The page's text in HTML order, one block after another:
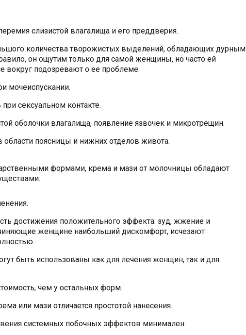
слизистой влагалища и его преддверия.
количества творожистых выделений, обладающих дурным
он ощутим только для самой женщины, но часто ей
вокруг подозревают о ее проблеме.
мочеиспускании.
сексуальном контакте.
оболочки влагалища, появление язвочек и микротрещин.
области поясницы и нижних отделов живота.
формами, крема и мази от молочницы обладают
достижения положительного эффекта: зуд, жжение и
женщине наибольший дискомфорт, исчезают
быть использованы как для лечения женщин, так и для
чем у остальных форм.
или мази отличается простотой нанесения.
системных побочных эффектов минимален.